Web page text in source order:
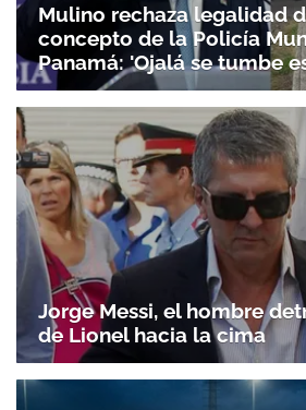
Mulino rechaza legalidad
concepto de la Policía
Panamá: 'Ojalá se tumbe
Jorge Messi, el hombre
de Lionel hacia la cima